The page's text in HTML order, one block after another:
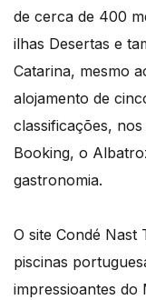
de cerca de 400
ilhas Desertas e
Catarina, mesmo
alojamento de
classificações,
Booking, o
gastronomia.
O site Condé Nast
piscinas
impressioantes do